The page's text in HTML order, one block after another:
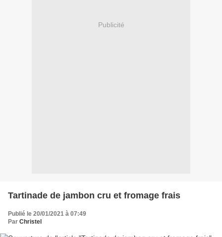
Publicité
Tartinade de jambon cru et fromage frais
Publié le 20/01/2021 à 07:49
Par Christel